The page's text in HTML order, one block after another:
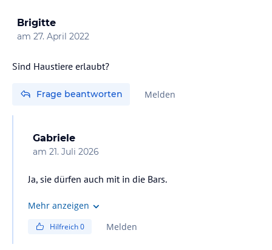
Brigitte
am 27. April 2022
Sind Haustiere erlaubt?
Frage beantworten Melden
Gabriele
am 21. Juli 2026
Ja, sie dürfen auch mit in die Bars.
Mehr anzeigen
Hilfreich0 Melden